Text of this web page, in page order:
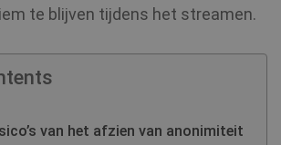
te blijven tijdens het streamen.
van het afzien van anonimiteit